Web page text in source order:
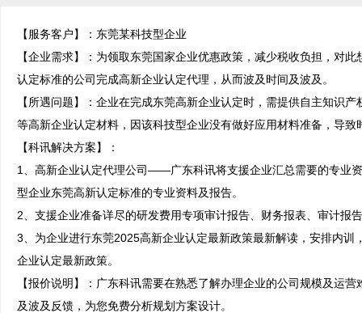
【服务客户】：东莞某科技型企业
【企业需求】：为领取东莞国家企业优惠政策，减少税收负担，对
认定标准的公司完成高新企业认定代理，从而波及时间及波及。
【所遇问题】：企业在完成东莞高新企业认定时，需提供自主知识
等高新企业认定材料，因该科技型企业没有做好应用材料准备，导致
【科讯解决方案】：
1、高新企业认定代理公司——广东科讯将支援企业汇总需要的专业
型企业东莞高新认定标准的专业资料及报告。
2、支援企业准备详尽的研发费用专项审计报告、财务报表、审计报
3、为企业进行东莞2025高新企业认定最新政策最新解读，安排内
企业认定最新政策。
【报价说明】：广东科讯需要在熟悉了解办理企业的公司规模及运
及波及反馈，为您免费分析规划方案设计。